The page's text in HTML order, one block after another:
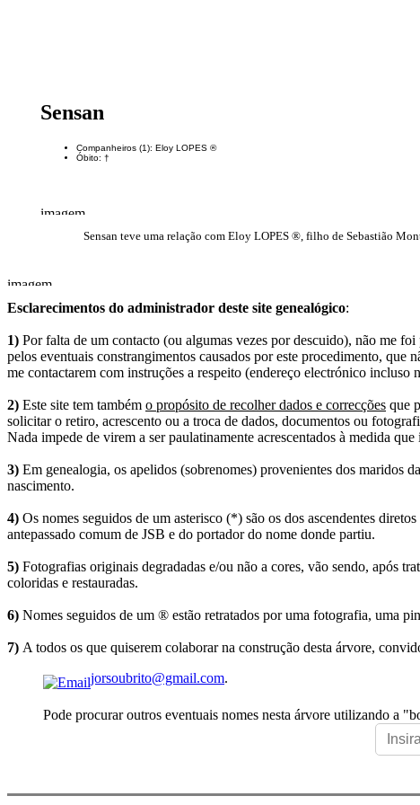
Sensan
Companheiros (1): Eloy LOPES ®
Óbito: †
Sensan teve uma relação com Eloy LOPES ®, filho de Sebastião
Esclarecimentos do administrador deste site genealógico:
1) Por falta de um contacto (ou algumas vezes por descuido), não me foi
pelos eventuais constrangimentos causados por este procedimento,
me contactarem com instruções a respeito (endereço electrónico incluso
2) Este site tem também o propósito de recolher dados e correcções que
solicitar o retiro, acrescento ou a troca de dados, documentos ou
Nada impede de virem a ser paulatinamente acrescentados à medida
3) Em genealogia, os apelidos (sobrenomes) provenientes dos maridos
nascimento.
4) Os nomes seguidos de um asterisco (*) são os dos ascendentes
antepassado comum de JSB e do portador do nome donde partiu.
5) Fotografias originais degradadas e/ou não a cores, vão sendo, após
coloridas e restauradas.
6) Nomes seguidos de um ® estão retratados por uma fotografia, uma
7) A todos os que quiserem colaborar na construção desta árvore,
jorsoubrito@gmail.com.
Pode procurar outros eventuais nomes nesta árvore utilizando a